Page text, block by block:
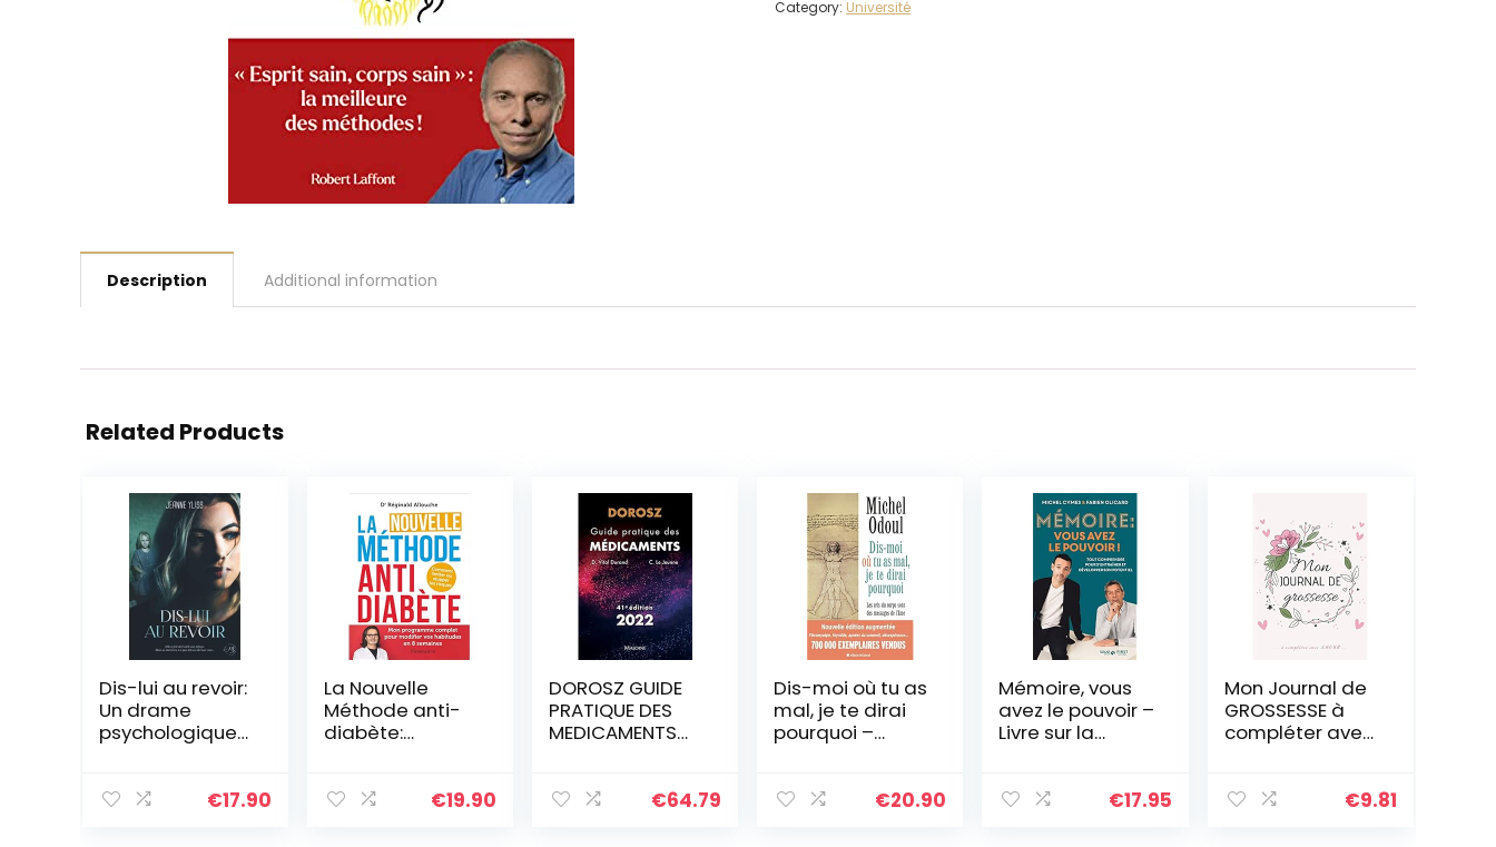
Category: Université
Description Additional information
Related Products
Dis-lui au revoir:
Un drame
psychologique
€17.90
La Nouvelle
Méthode anti-
diabète:
stopper les
€19.90
DOROSZ GUIDE
PRATIQUE DES
MEDICAMENTS
€64.79
Dis-moi où tu as
mal, je te dirai
pourquoi –
augmentée) Les
€20.90
Mémoire, vous
avez le pouvoir –
Livre sur la
mémoire grâce
€17.95
Mon Journal de
GROSSESSE à
compléter avec
remplir pour
€9.81